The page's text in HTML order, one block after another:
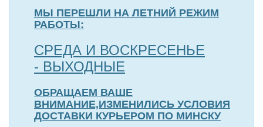
МЫ ПЕРЕШЛИ НА ЛЕТНИЙ РЕЖИМ
РАБОТЫ:
СРЕДА И ВОСКРЕСЕНЬЕ
- ВЫХОДНЫЕ
ОБРАЩАЕМ ВАШЕ
ВНИМАНИЕ,ИЗМЕНИЛИСЬ УСЛОВИЯ
ДОСТАВКИ КУРЬЕРОМ ПО МИНСКУ